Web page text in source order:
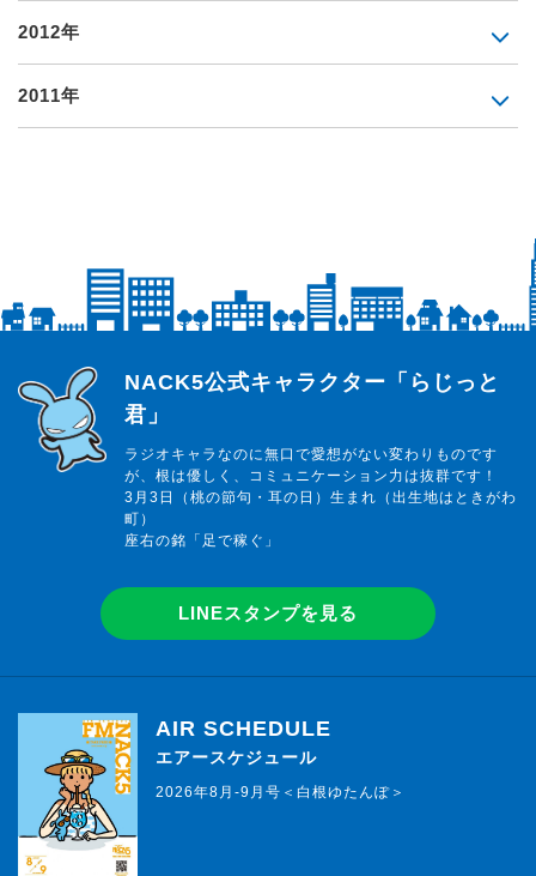
2012年
2011年
らじっと君
NACK5公式キャラクター「らじっと
君」
ラジオキャラなのに無口で愛想がない変わりものです
が、根は優しく、コミュニケーション力は抜群です！
3月3日（桃の節句・耳の日）生まれ（出生地はときがわ
町）
座右の銘「足で稼ぐ」
LINEスタンプを見る
AIR SCHEDULE
エアースケジュール
2026年8月-9月号＜白根ゆたんぽ＞